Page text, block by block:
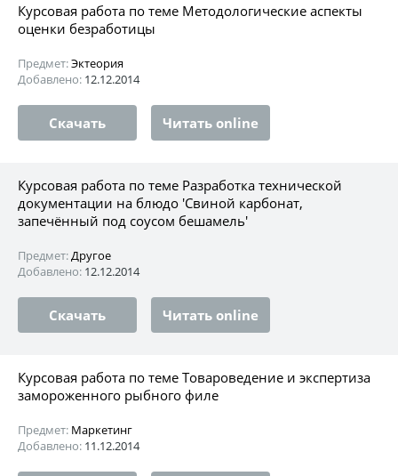
Курсовая работа по теме Методологические аспекты
оценки безработицы
Предмет:Эктеория
Добавлено: 12.12.2014
Скачать Читать online
Курсовая работа по теме Разработка технической
документации на блюдо 'Свиной карбонат,
запечённый под соусом бешамель'
Предмет:Другое
Добавлено: 12.12.2014
Скачать Читать online
Курсовая работа по теме Товароведение и экспертиза
замороженного рыбного филе
Предмет: Маркетинг
Добавлено: 11.12.2014